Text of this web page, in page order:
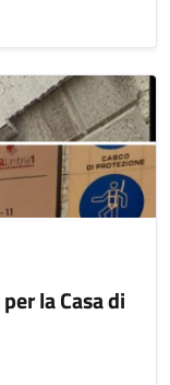
la Casa di